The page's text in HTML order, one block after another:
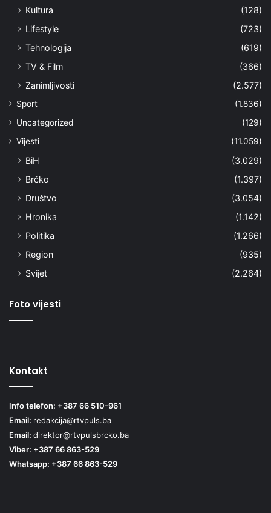
Kultura
(128)
Lifestyle
(723)
Tehnologija
(619)
TV & Film
(366)
Zanimljivosti
(2.577)
Sport
(1.836)
Uncategorized
(129)
Vijesti
(11.059)
BiH
(3.029)
Brčko
(1.397)
Društvo
(3.054)
Hronika
(1.142)
Politika
(1.266)
Region
(935)
Svijet
(2.264)
Foto vijesti
Kontakt
Info telefon: +387 66 510-961
Email: redakcija@rtvpuls.ba
Email: direktor@rtvpulsbrcko.ba
Viber: +387 66 863-529
Whatsapp: +387 66 863-529